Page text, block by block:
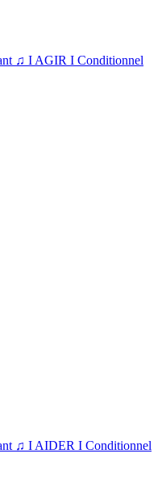
♫ I AGIR I Conditionnel
♫ I AIDER I Conditionnel